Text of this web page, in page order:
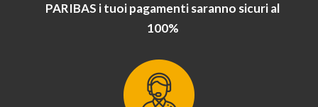
PARIBAS i tuoi pagamenti saranno sicuri al
100%